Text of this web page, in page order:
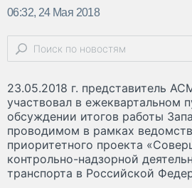
06:32, 24 Мая 2018
23.05.2018 г. представитель
участвовал в ежеквартальном
обсуждении итогов работы
проводимом в рамках
приоритетного проекта
контрольно-надзорной
транспорта в Российской